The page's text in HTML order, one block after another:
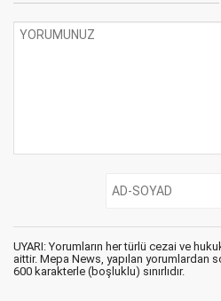
UYARI: Yorumların her türlü cezai ve
aittir. Mepa News, yapılan yorumlardan
600 karakterle (boşluklu) sınırlıdır.